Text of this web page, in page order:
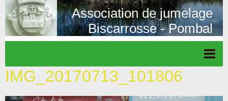
Association de jumelage
Biscarrosse - Pombal
Page d'accueil
Actu/News
IMG_20170713_101806